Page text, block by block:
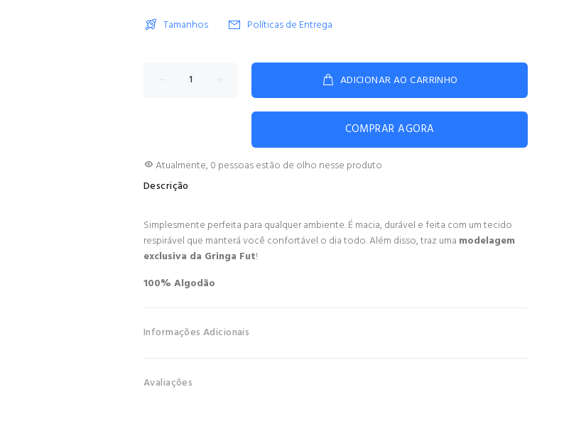
Tamanhos Políticas de Entrega
ADICIONAR AO CARRINHO
COMPRAR AGORA
Atualmente, 0 pessoas estão de olho nesse produto
Descrição
Simplesmente perfeita para qualquer ambiente. É macia, durável e feita com um tecido
respirável que manterá você confortável o dia todo. Além disso, traz uma modelagem
exclusiva da Gringa Fut!
100% Algodão
Informações Adicionais
Avaliações